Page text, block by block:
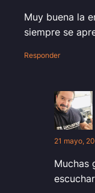
Muy buena la
siempre se
Responder
21 mayo,
Muchas